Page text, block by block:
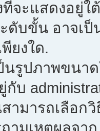
จะแสดงอยู่ใ
ดับขั้น อาจเ
ยงใด.
นรูปภาพขนา
บ
ามารถเลือก